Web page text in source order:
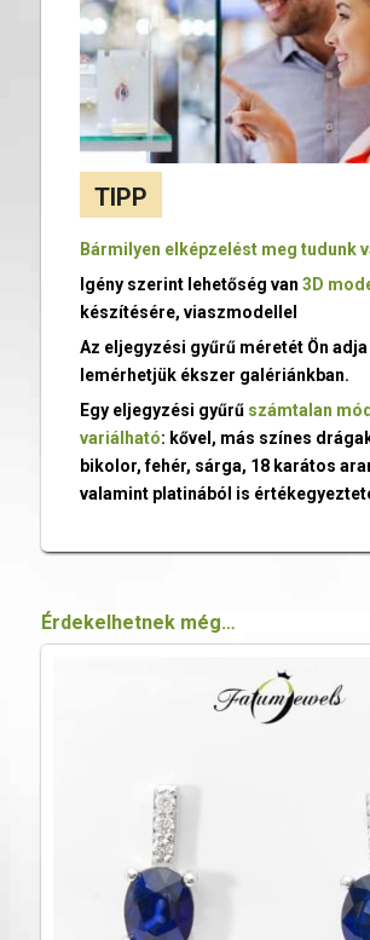
TIPP
Bármilyen elképzelést meg tudunk
Igény szerint lehetőség van 3D
készítésére, viaszmodellel
Az eljegyzési gyűrű méretét Ön
lemérhetjük ékszer galériánkban.
Egy eljegyzési gyűrű számtalan
variálható: kővel, más színes
bikolor, fehér, sárga, 18 karátos
valamint platinából is
Érdekelhetnek még…